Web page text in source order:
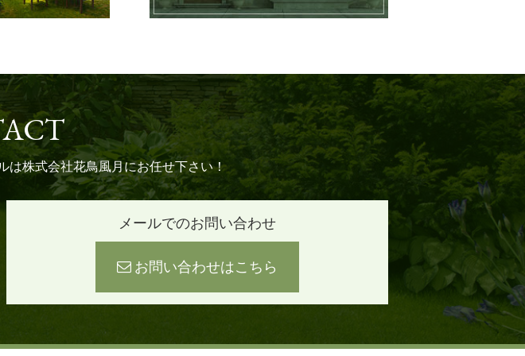
は株式会社花鳥風月にお任せ下さい！
メールでのお問い合わせ
お問い合わせはこちら